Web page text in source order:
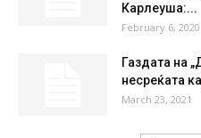
Карлеуша:...
February 6, 2020
Газдата на
несреќата
March 23, 2021